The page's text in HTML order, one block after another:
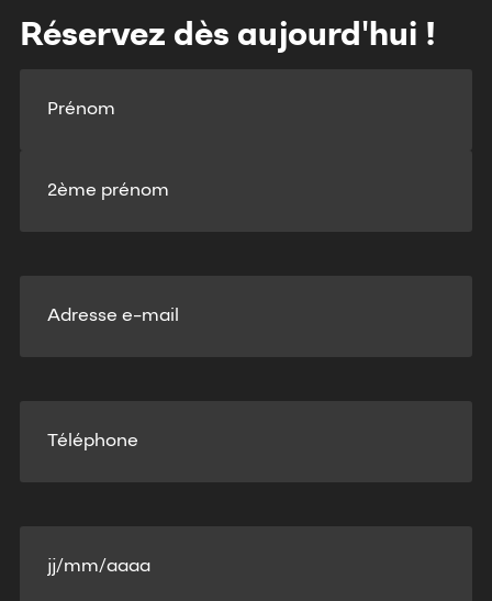
Réservez dès aujourd'hui !